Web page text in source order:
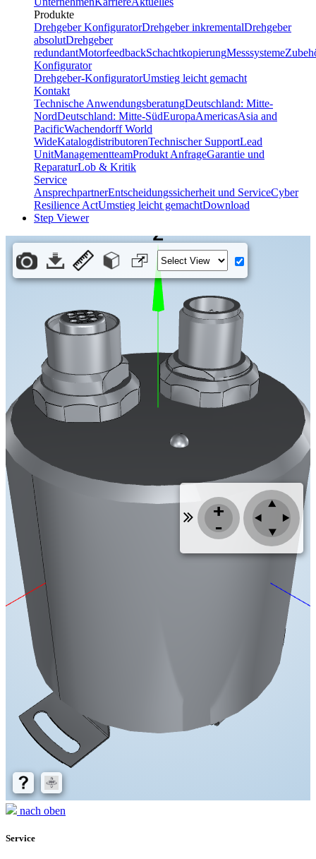
Produkte
Drehgeber KonfiguratorDrehgeber inkrementalDrehgeber
absolutDrehgeber
redundantMotorfeedbackSchachtkopierungMesssysteme
Konfigurator
Drehgeber-KonfiguratorUmstieg leicht gemacht
Kontakt
Technische AnwendungsberatungDeutschland: Mitte-
NordDeutschland: Mitte-SüdEuropaAmericasAsia and
PacificWachendorff World
WideKatalogdistributorenTechnischer SupportLead
UnitManagementteamProdukt AnfrageGarantie und
ReparaturLob & Kritik
Service
AnsprechpartnerEntscheidungssicherheit und ServiceCyber
Resilience ActUmstieg leicht gemachtDownload
Step Viewer
nach oben
Service